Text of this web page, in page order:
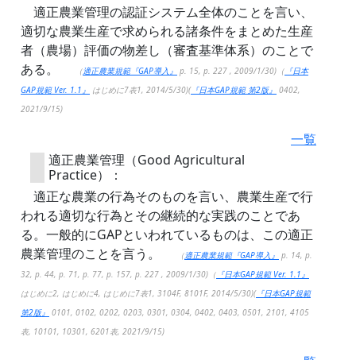
適正農業管理の認証システム全体のことを言い、
適切な農業生産で求められる諸条件をまとめた生産
者（農場）評価の物差し（審査基準体系）のことで
ある。
（適正農業規範『GAP導入』 p. 15, p. 227 , 2009/1/30)（ 『日本
GAP規範 Ver. 1.1』
はじめに7表1, 2014/5/30)(『日本GAP規範 第2版』 0402,
2021/9/15)
一覧
適正農業管理（Good Agricultural
Practice）：
適正な農業の行為そのものを言い、農業生産で行
われる適切な行為とその継続的な実践のことであ
る。一般的にGAPといわれているものは、この適正
農業管理のことを言う。
（適正農業規範『GAP導入』 p. 14, p.
32, p. 44, p. 71, p. 77, p. 157, p. 227 , 2009/1/30)（ 『日本GAP規範 Ver. 1.1』
はじめに2, はじめに4, はじめに7表1, 3104F, 8101F, 2014/5/30)(『日本GAP規範
第2版』 0101, 0102, 0202, 0203, 0301, 0304, 0402, 0403, 0501, 2101, 4105
表, 10101, 10301, 6201表, 2021/9/15)